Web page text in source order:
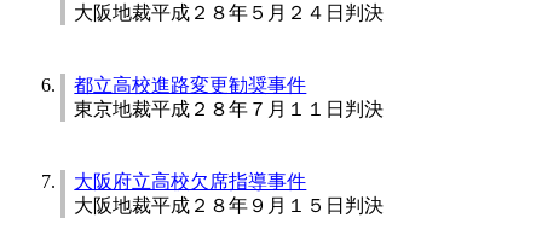
大阪地裁平成２８年５月２４日判決
都立高校進路変更勧奨事件
東京地裁平成２８年７月１１日判決
大阪府立高校欠席指導事件
大阪地裁平成２８年９月１５日判決